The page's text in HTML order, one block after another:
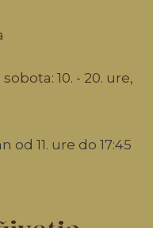
10. - 20. ure,
od 11. ure do 17:45